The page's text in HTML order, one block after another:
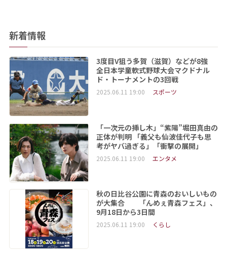
新着情報
3度目V狙う多賀（滋賀）などが8強
全日本学童軟式野球大会マクドナル
ド・トーナメントの3回戦
2025.06.11 19:00 スポーツ
「一次元の挿し木」“紫陽”堀田真由の
正体が判明 「義父も仙波佳代子も思
考がヤバ過ぎる」「衝撃の展開」
2025.06.11 19:00 エンタメ
秋の日比谷公園に青森のおいしいもの
が大集合 「んめぇ青森フェス」、
9月18日から3日間
2025.06.11 19:00 くらし